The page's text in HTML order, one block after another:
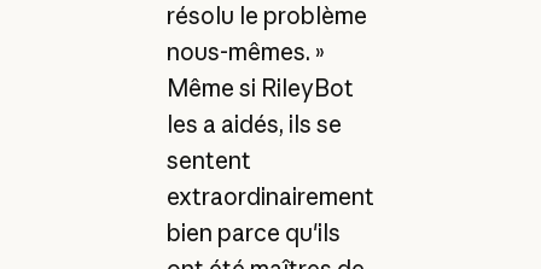
résolu le problème
nous-mêmes. »
Même si RileyBot
les a aidés, ils se
sentent
extraordinairement
bien parce qu'ils